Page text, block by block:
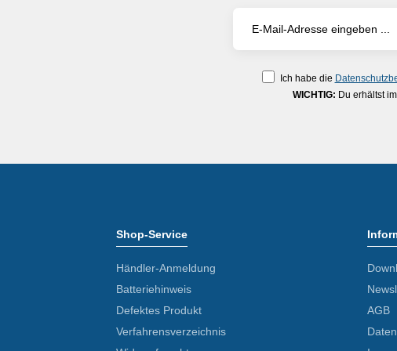
Ich habe die
WICHTIG: Du erhältst
Shop-Service
Händler-Anmeldung
Batteriehinweis
Defektes Produkt
Verfahrensverzeichnis
AGB